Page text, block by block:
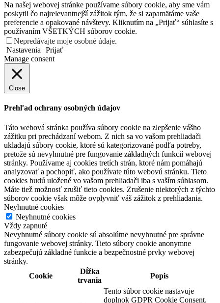
Na našej webovej stránke používame súbory cookie, aby sme vám
poskytli čo najrelevantnejší zážitok tým, že si zapamätáme vaše
preferencie a opakované návštevy. Kliknutím na „Prijať“ súhlasíte s
používaním VŠETKÝCH súborov cookie.
Nepredávajte moje osobné údaje.
Nastavenia
Prijať
Manage consent
Close
Prehľad ochrany osobných údajov
Táto webová stránka používa súbory cookie na zlepšenie vášho
zážitku pri prechádzaní webom. Z nich sa vo vašom prehliadači
ukladajú súbory cookie, ktoré sú kategorizované podľa potreby,
pretože sú nevyhnutné pre fungovanie základných funkcií webovej
stránky. Používame aj cookies tretích strán, ktoré nám pomáhajú
analyzovať a pochopiť, ako používate túto webovú stránku. Tieto
cookies budú uložené vo vašom prehliadači iba s vaším súhlasom.
Máte tiež možnosť zrušiť tieto cookies. Zrušenie niektorých z týchto
súborov cookie však môže ovplyvniť váš zážitok z prehliadania.
Neyhnutné cookies
Neyhnutné cookies
Vždy zapnuté
Nevyhnutné súbory cookie sú absolútne nevyhnutné pre správne
fungovanie webovej stránky. Tieto súbory cookie anonymne
zabezpečujú základné funkcie a bezpečnostné prvky webovej
stránky.
Cookie
Dĺžka
trvania
Popis
Tento súbor cookie nastavuje
doplnok GDPR Cookie Consent.